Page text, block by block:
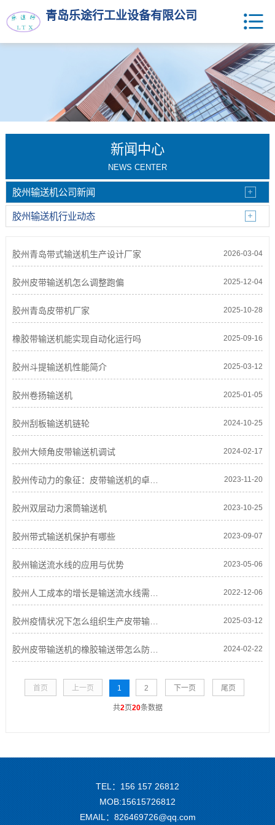
青岛乐途行工业设备有限公司
新闻中心
NEWS CENTER
胶州输送机公司新闻
胶州输送机行业动态
胶州青岛带式输送机生产设计厂家 2026-03-04
胶州皮带输送机怎么调整跑偏 2025-12-04
胶州青岛皮带机厂家 2025-10-28
橡胶带输送机能实现自动化运行吗 2025-09-16
胶州斗提输送机性能简介 2025-03-12
胶州卷扬输送机 2025-01-05
胶州刮板输送机链轮 2024-10-25
胶州大倾角皮带输送机调试 2024-02-17
胶州传动力的象征：皮带输送机的卓越表现 2023-11-20
胶州双层动力滚筒输送机 2023-10-25
胶州带式输送机保护有哪些 2023-09-07
胶州输送流水线的应用与优势 2023-05-06
胶州人工成本的增长是输送流水线需求增长 2022-12-06
胶州疫情状况下怎么组织生产皮带输送机 2025-03-12
胶州皮带输送机的橡胶输送带怎么防止胶带撕裂 2024-02-22
首页 上一页 1 2 下一页 尾页
共2页20条数据
TEL：156 157 26812
MOB:15615726812
EMAIL：826469726@qq.com